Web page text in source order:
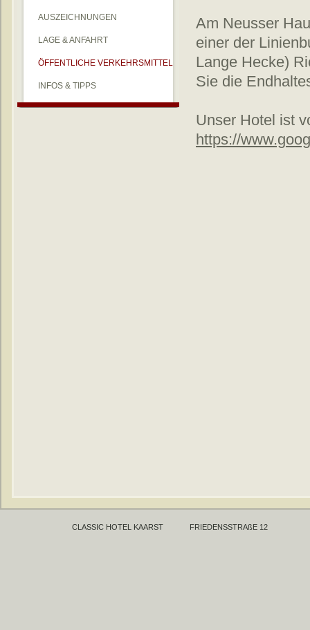
AUSZEICHNUNGEN
LAGE & ANFAHRT
ÖFFENTLICHE VERKEHRSMITTEL
INFOS & TIPPS
Am Neusser
einer der
Lange Hecke)
Sie die
Unser Hotel ist
https://
CLASSIC HOTEL KAARST FRIEDENSSTRAßE 12